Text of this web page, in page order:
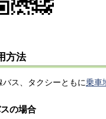
方法
バス、タクシーともに乗車
の場合